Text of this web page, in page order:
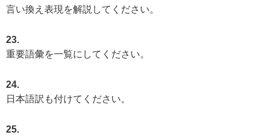
言い換え表現を解説してください。
23.
重要語彙を一覧にしてください。
24.
日本語訳も付けてください。
25.